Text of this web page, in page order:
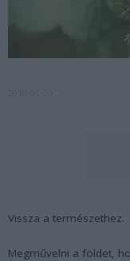
Vissza a természethez.
Megművelni a földet,